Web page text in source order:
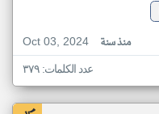
Oct 03, 2024
منذ سنة
عدد الكلمات: ٣٧٩